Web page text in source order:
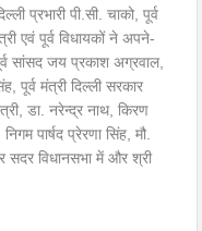
प्रभारी पी.सी. चाको, पूर्व
एवं पूर्व विधायकों ने अपने-
सांसद जय प्रकाश अग्रवाल,
पूर्व मंत्री दिल्ली सरकार
डा. नरेन्द्र नाथ, किरण
पार्षद प्रेरणा सिंह, मौ.
सदर विधानसभा में और श्री